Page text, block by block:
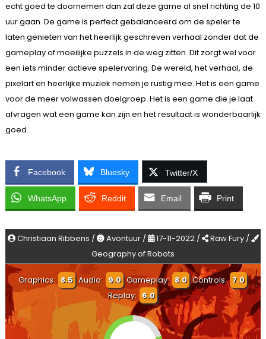
echt goed te doornemen dan zal deze game al snel richting de 10
uur gaan. De game is perfect gebalanceerd om de speler te
laten genieten van het heerlijk geschreven verhaal zonder dat de
gameplay of moeilijke puzzels in de weg zitten. Dit zorgt wel voor
een iets minder actieve spelervaring. De wereld, het verhaal, de
pixelart en heerlijke muziek nemen je rustig mee. Het is een game
voor de meer volwassen doelgroep. Het is een game die je laat
afvragen wat een game kan zijn en het resultaat is wonderbaarlijk
goed.
Facebook Bluesky Twitter/X
WhatsApp Reddit Email Print
Christiaan Ribbens / Avontuur / 17-11-2022 /
Raw Fury /
Geography of Robots
Graphics: 8.5 Audio: 9.0 Gameplay: 8.0 Controls: 7.0
Replay: 6.0